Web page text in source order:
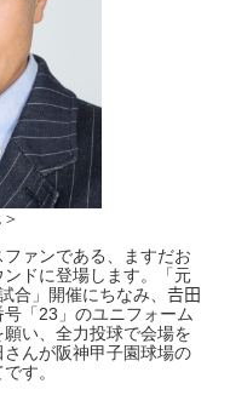
ァンである、ますだお
ドに登場します。「元
合」開催にちなみ、𠮷田
「23」のユニフォーム
い、全力投球で会場を
んが阪神甲子園球場の
す。